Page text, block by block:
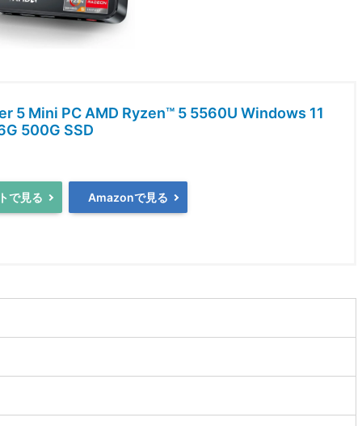
5 Mini PC AMD Ryzen™ 5 5560U Windows 11
500G SSD
で見る Amazonで見る